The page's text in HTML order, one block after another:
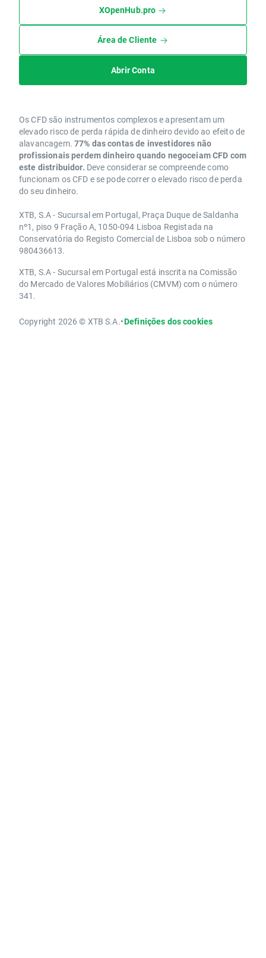
XOpenHub.pro
Área de Cliente
Abrir Conta
Os CFD são instrumentos complexos e apresentam um
elevado risco de perda rápida de dinheiro devido ao efeito de
alavancagem. 77% das contas de investidores não
profissionais perdem dinheiro quando negoceiam CFD com
este distribuidor. Deve considerar se compreende como
funcionam os CFD e se pode correr o elevado risco de perda
do seu dinheiro.
XTB, S.A - Sucursal em Portugal, Praça Duque de Saldanha
nº1, piso 9 Fração A, 1050-094 Lisboa Registada na
Conservatória do Registo Comercial de Lisboa sob o número
980436613.
XTB, S.A - Sucursal em Portugal está inscrita na Comissão
do Mercado de Valores Mobiliários (CMVM) com o número
341.
Copyright 2026 © XTB S.A.•Definições dos cookies